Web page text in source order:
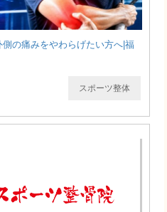
の痛みをやわらげたい方へ|福
スポーツ整体